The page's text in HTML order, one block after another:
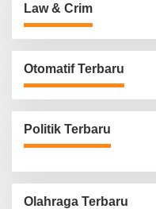
Law & Crim
Otomatif Terbaru
Politik Terbaru
Olahraga Terbaru